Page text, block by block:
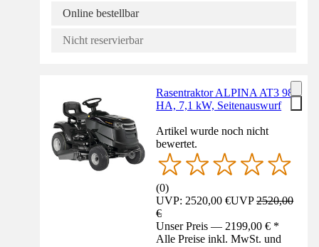
Online bestellbar
Nicht reservierbar
Rasentraktor ALPINA AT3 98
HA, 7,1 kW, Seitenauswurf
Artikel wurde noch nicht
bewertet.
(0)
UVP: 2520,00 €UVP2520,00
€
Unser Preis — 2199,00 € *
Alle Preise inkl. MwSt. und